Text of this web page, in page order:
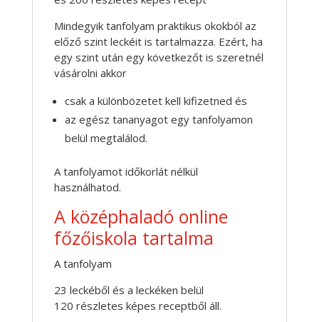
Mindegyik tanfolyam praktikus okokból az
előző szint leckéit is tartalmazza. Ezért, ha
egy szint után egy következőt is szeretnél
vásárolni akkor
csak a különbözetet kell kifizetned és
az egész tananyagot egy tanfolyamon
belül megtalálod.
A tanfolyamot időkorlát nélkül
használhatod.
A középhaladó online
főzőiskola tartalma
A tanfolyam
23 leckéből és a leckéken belül
120 részletes képes receptből áll.